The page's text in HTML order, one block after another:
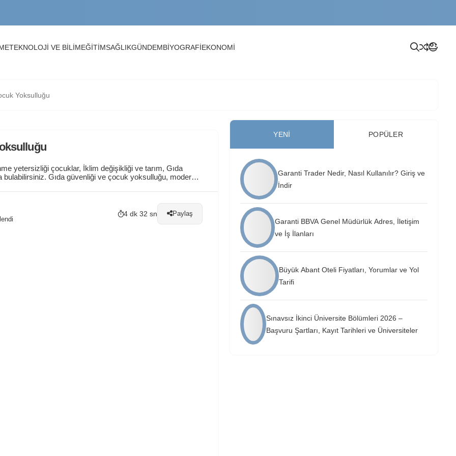
TEKNOLOJİ VE BİLİMEĞİTİMSAĞLIKGÜNDEMBİYOGRAFİEKONOMİ
Yoksulluğu
yetersizliği çocuklar, İklim değişikliği ve tarım, Gıda
bulabilirsiniz. Gıda güvenliği ve çocuk yoksulluğu, modern
4 dk 32 sn Paylaş
YENI POPÜLER
Garanti Trader Nedir, Nasıl Kullanılır? Giriş ve
İndir
Garanti BBVA Genel Müdürlük Adres, İletişim
ve İş İlanları
Büyük Abant Oteli Fiyatları, Yorumlar ve Yol
Tarifi
Sınavsız İkinci Üniversite Bölümleri 2026 –
Başvuru Şartları, Kayıt Tarihleri ve Üniversiteler